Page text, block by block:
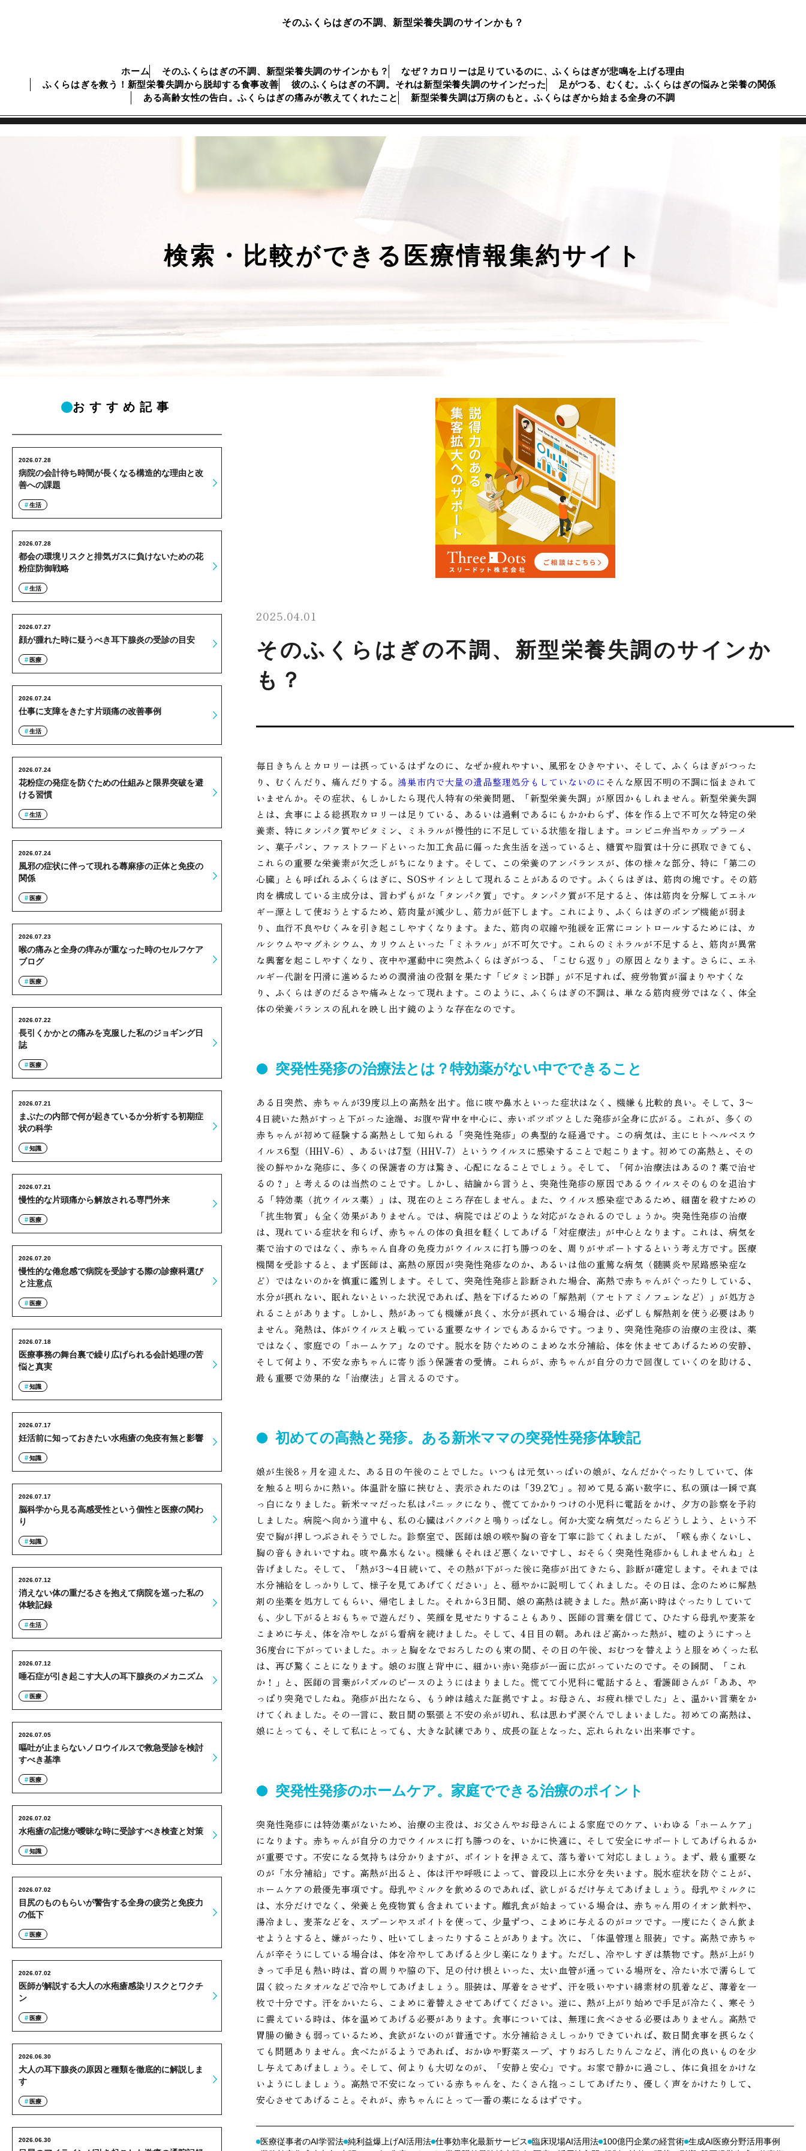
そのふくらはぎの不調、新型栄養失調のサインかも？
ホーム そのふくらはぎの不調、新型栄養失調のサインかも？
なぜ？カロリーは足りているのに、ふくらはぎが悲鳴を上げる理由
ふくらはぎを救う！新型栄養失調から脱却する食事改善
彼のふくらはぎの不調。それは新型栄養失調のサインだった
足がつる、むくむ。ふくらはぎの悩みと栄養の関係
ある高齢女性の告白。ふくらはぎの痛みが教えてくれたこと
新型栄養失調は万病のもと。ふくらはぎから始まる全身の不調
検索・比較ができる医療情報集約サイト
2025.04.01
そのふくらはぎの不調、新型栄養失調のサインか
も？
毎日きちんとカロリーは摂っているはずなのに、なぜか疲れやすい、風邪をひきやすい、そして、ふくらはぎがつった
り、むくんだり、痛んだりする。鴻巣市内で大量の遺品整理処分もしていないのに そんな原因不明の不調に悩まされて
いませんか。その症状、もしかしたら現代人特有の栄養問題、「新型栄養失調」が原因かもしれません。新型栄養失調
とは、食事による総摂取カロリーは足りている、あるいは過剰であるにもかかわらず、体を作る上で不可欠な特定の栄
養素、特にタンパク質やビタミン、ミネラルが慢性的に不足している状態を指します。コンビニ弁当やカップラーメ
ン、菓子パン、ファストフードといった加工食品に偏った食生活を送っていると、糖質や脂質は十分に摂取できても、
これらの重要な栄養素が欠乏しがちになります。そして、この栄養のアンバランスが、体の様々な部分、特に「第二の
心臓」とも呼ばれるふくらはぎに、SOSサインとして現れることがあるのです。ふくらはぎは、筋肉の塊です。その筋
肉を構成している主成分は、言わずもがな「タンパク質」です。タンパク質が不足すると、体は筋肉を分解してエネル
ギー源として使おうとするため、筋肉量が減少し、筋力が低下します。これにより、ふくらはぎのポンプ機能が弱ま
り、血行不良やむくみを引き起こしやすくなります。また、筋肉の収縮や弛緩を正常にコントロールするためには、カ
ルシウムやマグネシウム、カリウムといった「ミネラル」が不可欠です。これらのミネラルが不足すると、筋肉が異常
な興奮を起こしやすくなり、夜中や運動中に突然ふくらはぎがつる、「こむら返り」の原因となります。さらに、エネ
ルギー代謝を円滑に進めるための潤滑油の役割を果たす「ビタミンB群」が不足すれば、疲労物質が溜まりやすくな
り、ふくらはぎのだるさや痛みとなって現れます。このように、ふくらはぎの不調は、単なる筋肉疲労ではなく、体全
体の栄養バランスの乱れを映し出す鏡のような存在なのです。
突発性発疹の治療法とは？特効薬がない中でできること
ある日突然、赤ちゃんが39度以上の高熱を出す。他に咳や鼻水といった症状はなく、機嫌も比較的良い。そして、3〜
4日続いた熱がすっと下がった途端、お腹や背中を中心に、赤いポツポツとした発疹が全身に広がる。これが、多くの
赤ちゃんが初めて経験する高熱として知られる「突発性発疹」の典型的な経過です。この病気は、主にヒトヘルペスウ
イルス6型（HHV-6）、あるいは7型（HHV-7）というウイルスに感染することで起こります。初めての高熱と、その
後の鮮やかな発疹に、多くの保護者の方は驚き、心配になることでしょう。そして、「何か治療法はあるの？薬で治せ
るの？」と考えるのは当然のことです。しかし、結論から言うと、突発性発疹の原因であるウイルスそのものを退治す
る「特効薬（抗ウイルス薬）」は、現在のところ存在しません。また、ウイルス感染症であるため、細菌を殺すための
「抗生物質」も全く効果がありません。では、病院ではどのような対応がなされるのでしょうか。突発性発疹の治療
は、現れている症状を和らげ、赤ちゃんの体の負担を軽くしてあげる「対症療法」が中心となります。これは、病気を
薬で治すのではなく、赤ちゃん自身の免疫力がウイルスに打ち勝つのを、周りがサポートするという考え方です。医療
機関を受診すると、まず医師は、高熱の原因が突発性発疹なのか、あるいは他の重篤な病気（髄膜炎や尿路感染症な
ど）ではないのかを慎重に鑑別します。そして、突発性発疹と診断された場合、高熱で赤ちゃんがぐったりしている、
水分が摂れない、眠れないといった状況であれば、熱を下げるための「解熱剤（アセトアミノフェンなど）」が処方さ
れることがあります。しかし、熱があっても機嫌が良く、水分が摂れている場合は、必ずしも解熱剤を使う必要はあり
ません。発熱は、体がウイルスと戦っている重要なサインでもあるからです。つまり、突発性発疹の治療の主役は、薬
ではなく、家庭での「ホームケア」なのです。脱水を防ぐためのこまめな水分補給、体を休ませてあげるための安静、
そして何より、不安な赤ちゃんに寄り添う保護者の愛情。これらが、赤ちゃんが自分の力で回復していくのを助ける、
最も重要で効果的な「治療法」と言えるのです。
初めての高熱と発疹。ある新米ママの突発性発疹体験記
娘が生後8ヶ月を迎えた、ある日の午後のことでした。いつもは元気いっぱいの娘が、なんだかぐったりしていて、体
を触ると明らかに熱い。体温計を脇に挟むと、表示されたのは「39.2℃」。初めて見る高い数字に、私の頭は一瞬で真
っ白になりました。新米ママだった私はパニックになり、慌ててかかりつけの小児科に電話をかけ、夕方の診察を予約
しました。病院へ向かう道中も、私の心臓はバクバクと鳴りっぱなし。何か大変な病気だったらどうしよう、という不
安で胸が押しつぶされそうでした。診察室で、医師は娘の喉や胸の音を丁寧に診てくれましたが、「喉も赤くないし、
胸の音もきれいですね。咳や鼻水もない。機嫌もそれほど悪くないですし、おそらく突発性発疹かもしれませんね」と
告げました。そして、「熱が3〜4日続いて、その熱が下がった後に発疹が出てきたら、診断が確定します。それまでは
水分補給をしっかりして、様子を見てあげてください」と、穏やかに説明してくれました。その日は、念のために解熱
剤の坐薬を処方してもらい、帰宅しました。それから3日間、娘の高熱は続きました。熱が高い時はぐったりしていて
も、少し下がるとおもちゃで遊んだり、笑顔を見せたりすることもあり、医師の言葉を信じて、ひたすら母乳や麦茶を
こまめに与え、体を冷やしながら看病を続けました。そして、4日目の朝。あれほど高かった熱が、嘘のようにすっと
36度台に下がっていました。ホッと胸をなでおろしたのも束の間、その日の午後、おむつを替えようと服をめくった私
は、再び驚くことになります。娘のお腹と背中に、細かい赤い発疹が一面に広がっていたのです。その瞬間、「これ
か！」と、医師の言葉がパズルのピースのようにはまりました。慌てて小児科に電話すると、看護師さんが「ああ、や
っぱり突発でしたね。発疹が出たなら、もう峠は越えた証拠ですよ。お母さん、お疲れ様でした」と、温かい言葉をか
けてくれました。その一言に、数日間の緊張と不安の糸が切れ、私は思わず涙ぐんでしまいました。初めての高熱は、
娘にとっても、そして私にとっても、大きな試練であり、成長の証となった、忘れられない出来事です。
突発性発疹のホームケア。家庭でできる治療のポイント
突発性発疹には特効薬がないため、治療の主役は、お父さんやお母さんによる家庭でのケア、いわゆる「ホームケア」
になります。赤ちゃんが自分の力でウイルスに打ち勝つのを、いかに快適に、そして安全にサポートしてあげられるか
が重要です。不安になる気持ちは分かりますが、ポイントを押さえて、落ち着いて対応しましょう。まず、最も重要な
のが「水分補給」です。高熱が出ると、体は汗や呼吸によって、普段以上に水分を失います。脱水症状を防ぐことが、
ホームケアの最優先事項です。母乳やミルクを飲めるのであれば、欲しがるだけ与えてあげましょう。母乳やミルクに
は、水分だけでなく、栄養と免疫物質も含まれています。離乳食が始まっている場合は、赤ちゃん用のイオン飲料や、
湯冷まし、麦茶などを、スプーンやスポイトを使って、少量ずつ、こまめに与えるのがコツです。一度にたくさん飲ま
せようとすると、嫌がったり、吐いてしまったりすることがあります。次に、「体温管理と服装」です。高熱で赤ちゃ
んが辛そうにしている場合は、体を冷やしてあげると少し楽になります。ただし、冷やしすぎは禁物です。熱が上がり
きって手足も熱い時は、首の周りや脇の下、足の付け根といった、太い血管が通っている場所を、冷たい水で濡らして
固く絞ったタオルなどで冷やしてあげましょう。服装は、厚着をさせず、汗を吸いやすい綿素材の肌着など、薄着を一
枚で十分です。汗をかいたら、こまめに着替えさせてあげてください。逆に、熱が上がり始めで手足が冷たく、寒そう
に震えている時は、体を温めてあげる必要があります。食事については、無理に食べさせる必要はありません。高熱で
胃腸の働きも弱っているため、食欲がないのが普通です。水分補給さえしっかりできていれば、数日間食事を摂らなく
ても問題ありません。食べたがるようであれば、おかゆや野菜スープ、すりおろしたりんごなど、消化の良いものを少
し与えてあげましょう。そして、何よりも大切なのが、「安静と安心」です。お家で静かに過ごし、体に負担をかけな
いようにしましょう。高熱で不安になっている赤ちゃんを、たくさん抱っこしてあげたり、優しく声をかけたりして、
安心させてあげること。それが、赤ちゃんにとって一番の薬になるはずです。
医療従事者のAI学習法 純利益爆上げAI活用法 仕事効率化最新サービス 臨床現場AI活用法 100億円企業の経営術 生成AI医療分野活用事例
おすすめ記事
病院の会計待ち時間が長くなる構造的な理由と改
善への課題
2026.07.28
生活
都会の環境リスクと排気ガスに負けないための花
粉症防御戦略
2026.07.28
生活
顔が腫れた時に疑うべき耳下腺炎の受診の目安
2026.07.27
医療
仕事に支障をきたす片頭痛の改善事例
2026.07.24
生活
花粉症の発症を防ぐための仕組みと限界突破を避
ける習慣
2026.07.24
生活
風邪の症状に伴って現れる蕁麻疹の正体と免疫の
関係
2026.07.24
医療
喉の痛みと全身の痒みが重なった時のセルフケア
ブログ
2026.07.23
医療
長引くかかとの痛みを克服した私のジョギング日
誌
2026.07.22
医療
まぶたの内部で何が起きているか分析する初期症
状の科学
2026.07.21
知識
慢性的な片頭痛から解放される専門外来
2026.07.21
医療
慢性的な倦怠感で病院を受診する際の診療科選び
と注意点
2026.07.20
医療
医療事務の舞台裏で繰り広げられる会計処理の苦
悩と真実
2026.07.18
知識
妊活前に知っておきたい水疱瘡の免疫有無と影響
2026.07.17
知識
脳科学から見る高感受性という個性と医療の関わ
り
2026.07.17
知識
消えない体の重だるさを抱えて病院を巡った私の
体験記録
2026.07.12
生活
唾石症が引き起こす大人の耳下腺炎のメカニズム
2026.07.12
医療
嘔吐が止まらないノロウイルスで救急受診を検討
すべき基準
2026.07.05
医療
水疱瘡の記憶が曖昧な時に受診すべき検査と対策
2026.07.02
知識
目尻のものもらいが警告する全身の疲労と免疫力
の低下
2026.07.02
医療
医師が解説する大人の水疱瘡感染リスクとワクチ
ン
2026.07.02
医療
大人の耳下腺炎の原因と種類を徹底的に解説しま
す
2026.06.30
医療
2026.06.30